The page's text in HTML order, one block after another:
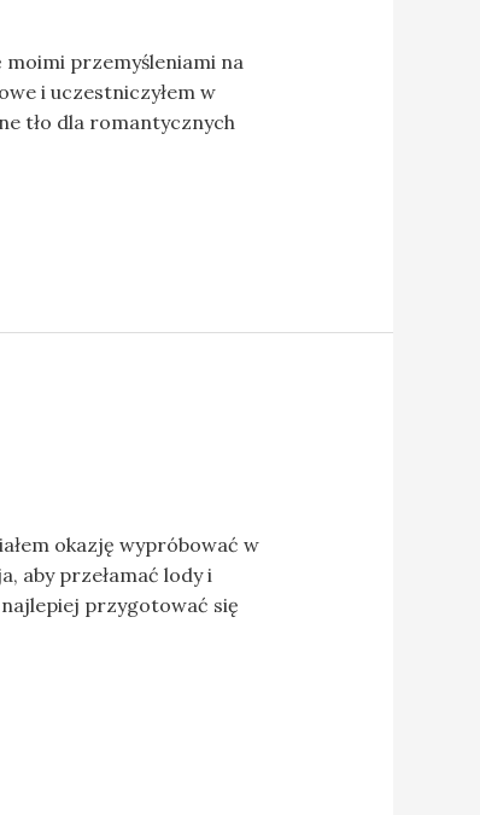
moimi przemyśleniami na
i uczestniczyłem w
tło dla romantycznych
okazję wypróbować w
aby przełamać lody i
przygotować się